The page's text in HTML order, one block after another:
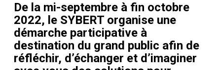
De la mi-septembre à fin octobre
2022, le SYBERT organise une
démarche participative à
destination du grand public afin de
réfléchir, d’échanger et d’imaginer